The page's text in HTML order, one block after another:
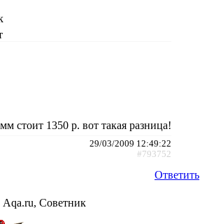
стоит 1350 р. вот такая разница!
29/03/2009 12:49:22
#793752
Ответить
Советник